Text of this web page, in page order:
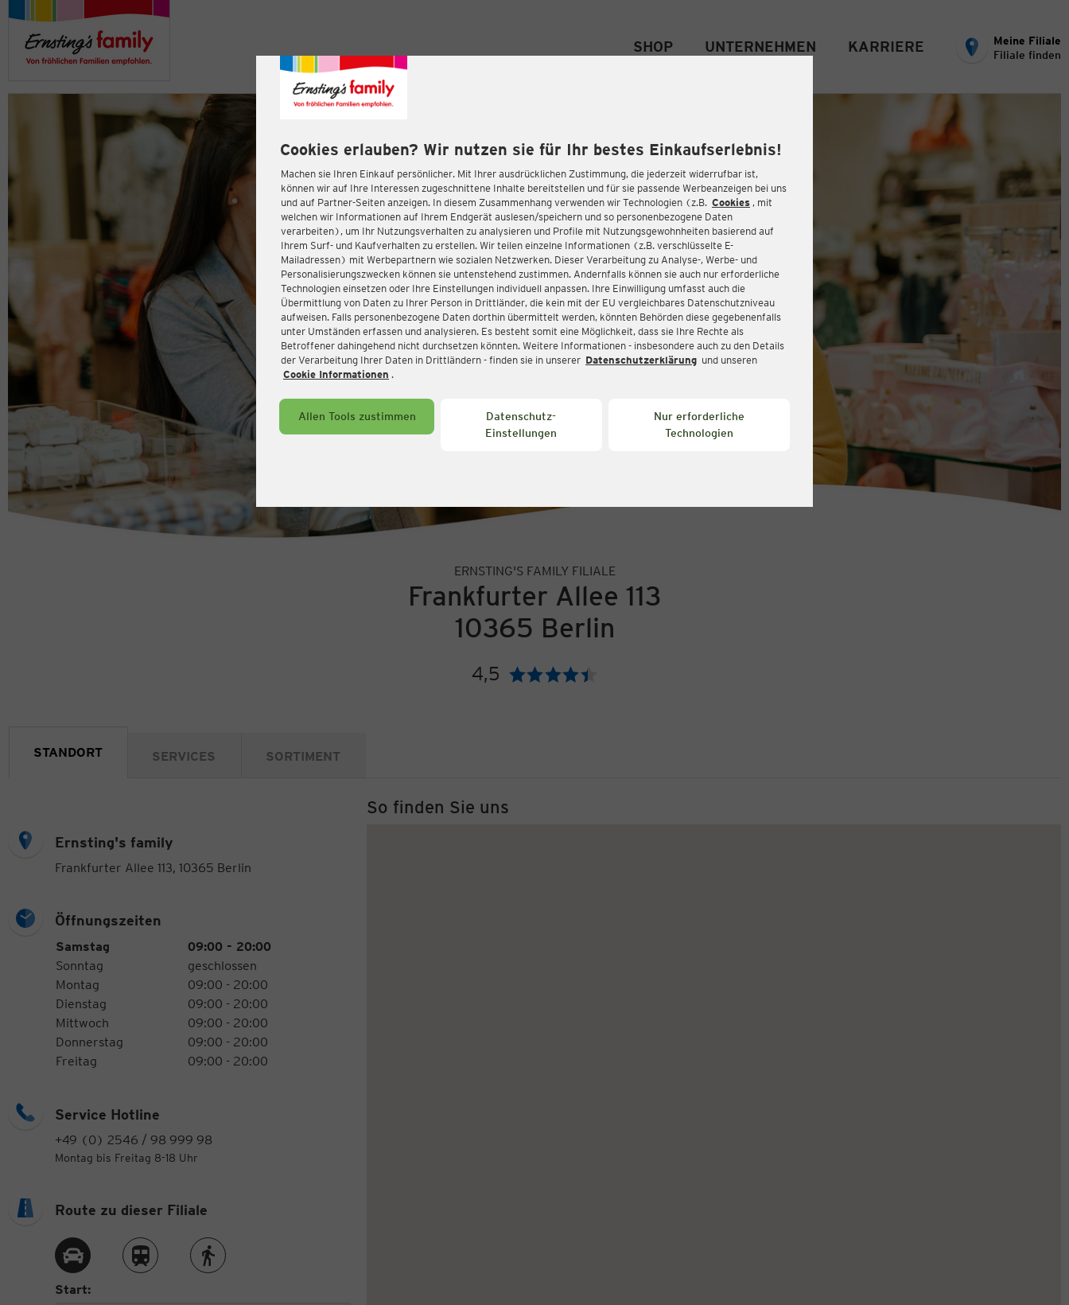
Cookies erlauben? Wir nutzen sie für Ihr bestes Einkaufserlebnis!
Machen sie Ihren Einkauf persönlicher. Mit Ihrer ausdrücklichen Zustimmung, die jederzeit widerrufbar ist,
können wir auf Ihre Interessen zugeschnittene Inhalte bereitstellen und für sie passende Werbeanzeigen bei uns
und auf Partner-Seiten anzeigen. In diesem Zusammenhang verwenden wir Technologien (z.B. Cookies , mit
welchen wir Informationen auf Ihrem Endgerät auslesen/speichern und so personenbezogene Daten
verarbeiten), um Ihr Nutzungsverhalten zu analysieren und Profile mit Nutzungsgewohnheiten basierend auf
Ihrem Surf- und Kaufverhalten zu erstellen. Wir teilen einzelne Informationen (z.B. verschlüsselte E-
Mailadressen) mit Werbepartnern wie sozialen Netzwerken. Dieser Verarbeitung zu Analyse-, Werbe- und
Personalisierungszwecken können sie untenstehend zustimmen. Andernfalls können sie auch nur erforderliche
Technologien einsetzen oder Ihre Einstellungen individuell anpassen. Ihre Einwilligung umfasst auch die
Übermittlung von Daten zu Ihrer Person in Drittländer, die kein mit der EU vergleichbares Datenschutzniveau
aufweisen. Falls personenbezogene Daten dorthin übermittelt werden, könnten Behörden diese gegebenenfalls
unter Umständen erfassen und analysieren. Es besteht somit eine Möglichkeit, dass sie Ihre Rechte als
Betroffener dahingehend nicht durchsetzen könnten. Weitere Informationen - insbesondere auch zu den Details
der Verarbeitung Ihrer Daten in Drittländern - finden sie in unserer Datenschutzerklärung und unseren
Cookie Informationen .
Allen Tools zustimmen
Datenschutz-
Einstellungen
Nur erforderliche
Technologien
SHOP UNTERNEHMEN KARRIERE
Meine Filiale
Filiale finden
ERNSTING'S FAMILY FILIALE
Frankfurter Allee 113
10365 Berlin
4,5 Bewertung:
STANDORT SERVICES SORTIMENT
Ernsting's family
Frankfurter Allee 113, 10365 Berlin
Öffnungszeiten
Öffnungszeiten
Wochentag
Samstag
09:00 - 20:00
Sonntag
geschlossen
Montag
09:00 - 20:00
Dienstag
09:00 - 20:00
Mittwoch
09:00 - 20:00
Donnerstag
09:00 - 20:00
Freitag
09:00 - 20:00
Service Hotline
+49 (0) 2546 / 98 999 98
Montag bis Freitag 8-18 Uhr
So finden Sie uns
Route zu dieser Filiale
Route per AutoRoute per ZugRoute zu Fuß
Start: